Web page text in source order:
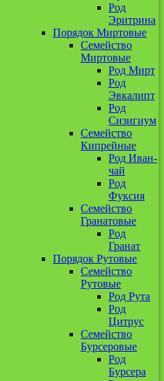
Род
Эритрина
Порядок Миртовые
Семейство
Миртовые
Род Мирт
Род
Эвкалипт
Род
Сизигиум
Семейство
Кипрейные
Род Иван-
чай
Род
Фуксия
Семейство
Гранатовые
Род
Гранат
Порядок Рутовые
Семейство
Рутовые
Род Рута
Род
Цитрус
Семейство
Бурсеровые
Род
Бурсера